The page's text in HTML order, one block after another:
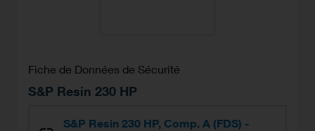
Fiche de Données de Sécurité
S&P Resin 230 HP
S&P Resin 230 HP, Comp. A (FDS) -